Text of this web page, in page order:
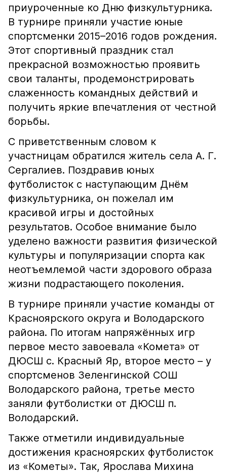
приуроченные ко Дню физкультурника.
В турнире приняли участие юные
спортсменки 2015–2016 годов рождения.
Этот спортивный праздник стал
прекрасной возможностью проявить
свои таланты, продемонстрировать
слаженность командных действий и
получить яркие впечатления от честной
борьбы.
С приветственным словом к
участницам обратился житель села А. Г.
Сергалиев. Поздравив юных
футболисток с наступающим Днём
физкультурника, он пожелал им
красивой игры и достойных
результатов. Особое внимание было
уделено важности развития физической
культуры и популяризации спорта как
неотъемлемой части здорового образа
жизни подрастающего поколения.
В турнире приняли участие команды от
Красноярского округа и Володарского
района. По итогам напряжённых игр
первое место завоевала «Комета» от
ДЮСШ с. Красный Яр, второе место – у
спортсменов Зеленгинской СОШ
Володарского района, третье место
заняли футболистки от ДЮСШ п.
Володарский.
Также отметили индивидуальные
достижения красноярских футболисток
из «Кометы». Так, Ярослава Михина